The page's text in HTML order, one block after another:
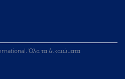
Όλα τα Δικαιώματα